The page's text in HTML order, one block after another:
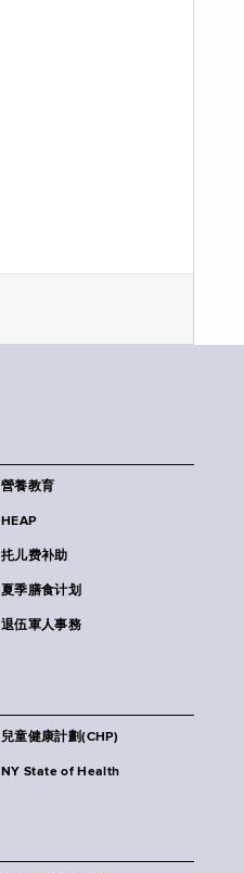
營養教育
HEAP
扥儿费补助
夏季膳食计划
退伍軍人事務
兒童健康計劃(CHP)
NY State of Health